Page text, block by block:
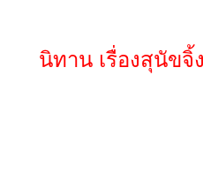
นิทาน เรื่องสุนัขจิ้